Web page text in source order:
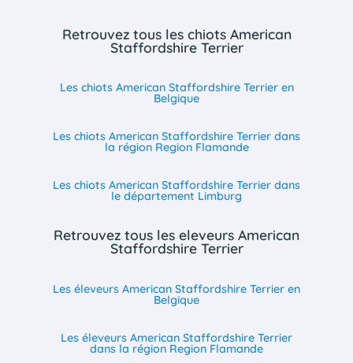
Retrouvez tous les chiots American
Staffordshire Terrier
Les chiots American Staffordshire Terrier en
Belgique
Les chiots American Staffordshire Terrier dans
la région Region Flamande
Les chiots American Staffordshire Terrier dans
le département Limburg
Retrouvez tous les eleveurs American
Staffordshire Terrier
Les éleveurs American Staffordshire Terrier en
Belgique
Les éleveurs American Staffordshire Terrier
dans la région Region Flamande